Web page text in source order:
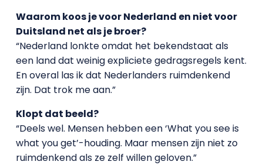
Waarom koos je voor Nederland en niet voor
Duitsland net als je broer?
“Nederland lonkte omdat het bekendstaat als
een land dat weinig expliciete gedragsregels kent.
En overal las ik dat Nederlanders ruimdenkend
zijn. Dat trok me aan.”
Klopt dat beeld?
“Deels wel. Mensen hebben een ‘What you see is
what you get’-houding. Maar mensen zijn niet zo
ruimdenkend als ze zelf willen geloven.”